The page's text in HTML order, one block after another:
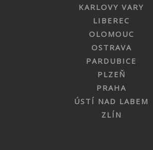
KARLOVY VARY
LIBEREC
OLOMOUC
OSTRAVA
PARDUBICE
PLZEŇ
PRAHA
ÚSTÍ NAD LABEM
ZLÍN